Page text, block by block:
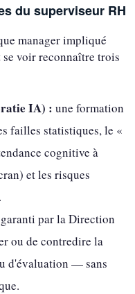
du superviseur RH
manager impliqué
voir reconnaître trois
IA) : une formation
failles statistiques, le «
cognitive à
et les risques
par la Direction
ou de contredire la
d'évaluation — sans